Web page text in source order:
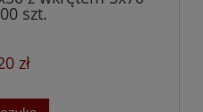
szt.
zł